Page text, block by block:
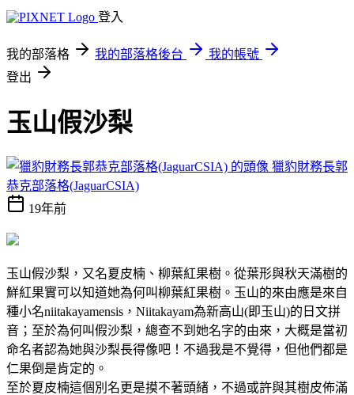
登入
我的部落格 我的部落格後台
我的帳號
登出
玉山假沙梨
獵豹財務長郭
恭克部落格(JaguarCSIA)
19年前
玉山假沙梨，又名夏皮楠、柳葉紅果樹。從葉形與秋天滿樹的
鮮紅果實可以知道她為何叫柳葉紅果樹。玉山的來由應是來自
種小名niitakayamensis，Niitakayam為新高山(即玉山)的日文拼
音；至於為何叫假沙梨，總查不到她名字的由來，大概是當初
命名者認為她與沙梨長得像吧！不過我是不覺得，但他們都是
仁果倒是肯定的。
至於夏皮楠這個別名更是摸不著頭緒，不過或許與其樹皮佈滿